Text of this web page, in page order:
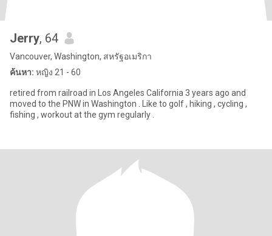
Jerry, 64
Vancouver, Washington, สหรัฐอเมริกา
ค้นหา: หญิง 21 - 60
retired from railroad in Los Angeles California 3 years ago and
moved to the PNW in Washington . Like to golf , hiking , cycling ,
fishing , workout at the gym regularly .